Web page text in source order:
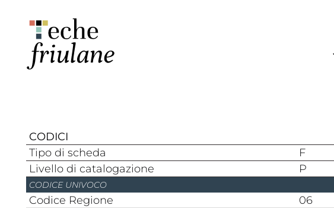
CODICI
Tipo di scheda
F
Livello di catalogazione
P
CODICE UNIVOCO
Codice Regione
06